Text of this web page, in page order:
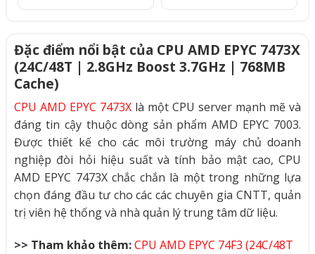
Đặc điểm nổi bật của CPU AMD EPYC 7473X
(24C/48T | 2.8GHz Boost 3.7GHz | 768MB
Cache)
CPU AMD EPYC 7473Xlà một CPU server mạnh mẽ và
đáng tin cậy thuộc dòng sản phẩm AMD EPYC 7003.
Được thiết kế cho các môi trường máy chủ doanh
nghiệp đòi hỏi hiệu suất và tính bảo mật cao, CPU
AMD EPYC 7473X chắc chắn là một trong những lựa
chọn đáng đầu tư cho các các chuyên gia CNTT, quản
trị viên hệ thống và nhà quản lý trung tâm dữ liệu.
>> Tham khảo thêm: CPU AMD EPYC 74F3 (24C/48T